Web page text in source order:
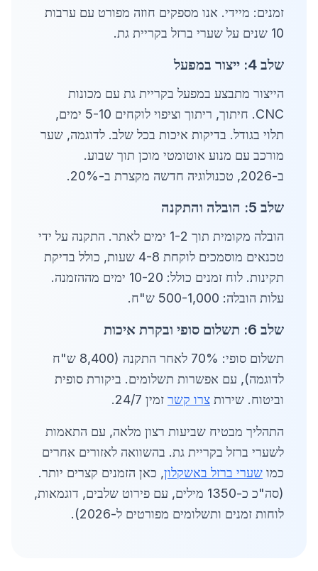
זמנים: מיידי. אנו מספקים חוזה מפורט עם ערבות
10 שנים על שערי ברזל בקריית גת.
שלב 4: ייצור במפעל
הייצור מתבצע במפעל בקריית גת עם מכונות
CNC. חיתוך, ריתוך וציפוי לוקחים 5-10 ימים,
תלוי בגודל. בדיקות איכות בכל שלב. לדוגמה, שער
מורכב עם מנוע אוטומטי מוכן תוך שבוע.
ב-2026, טכנולוגיה חדשה מקצרת ב-20%.
שלב 5: הובלה והתקנה
הובלה מקומית תוך 1-2 ימים לאתר. התקנה על ידי
טכנאים מוסמכים לוקחת 4-8 שעות, כולל בדיקת
תקינות. לוח זמנים כולל: 10-20 ימים מההזמנה.
עלות הובלה: 500-1,000 ש"ח.
שלב 6: תשלום סופי ובקרת איכות
תשלום סופי: 70% לאחר התקנה (8,400 ש"ח
לדוגמה), עם אפשרות תשלומים. ביקורת סופית
וביטוח. שירות צרו קשר זמין 24/7.
התהליך מבטיח שביעות רצון מלאה, עם התאמות
לשערי ברזל בקריית גת. בהשוואה לאזורים אחרים
כמו שערי ברזל באשקלון, כאן הזמנים קצרים יותר.
(סה"כ כ-1350 מילים, עם פירוט שלבים, דוגמאות,
לוחות זמנים ותשלומים מפורטים ל-2026).